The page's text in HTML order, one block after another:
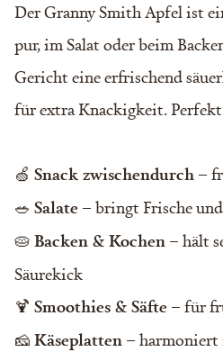
Der Granny Smith Apfel ist
pur, im Salat oder beim
Gericht eine erfrischend
für extra Knackigkeit.
🍏 Snack zwischendurch –
🥗 Salate – bringt Frische
🥧 Backen & Kochen – hält
Säurekick
🍹 Smoothies & Säfte – für
🧀 Käseplatten –